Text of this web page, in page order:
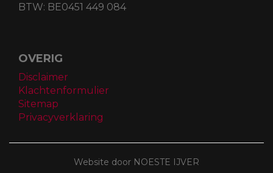
BTW: BE0451 449 084
OVERIG
Disclaimer
Klachtenformulier
Sitemap
Privacyverklaring
Website door NOESTE IJVER